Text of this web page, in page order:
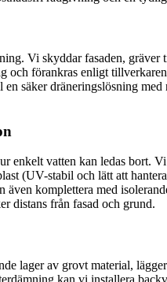
Vi skyddar fasaden,
och förankras enligt
säker dräneringslösning
enkelt vatten kan ledas bort.
(UV-stabil och lätt att
komplettera med
distans från fasad och grund.
lager av grovt material,
kan vi installera